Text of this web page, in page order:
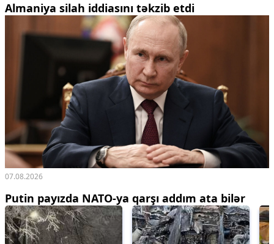
Almaniya silah iddiasını təkzib etdi
07.08.2026
Putin payızda NATO-ya qarşı addım ata bilər